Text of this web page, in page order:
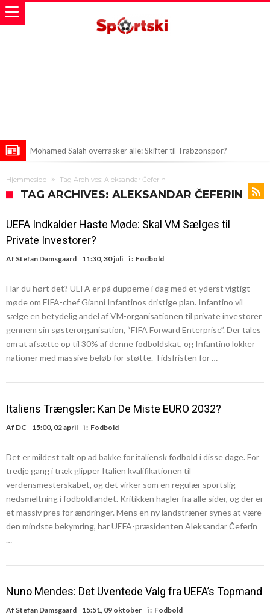
Mohamed Salah overrasker alle: Skifter til Trabzonspor?
Deco på Mission i Madrid – Store Transfer planlagt for Barcelona!
Hjemmeside Tag Archives: Aleksandar Čeferin
TAG ARCHIVES: ALEKSANDAR ČEFERIN
UEFA Indkalder Haste Møde: Skal VM Sælges til
Private Investorer?
Af Stefan Damsgaard 11:30, 30 juli i : Fodbold
Har du hørt det? UEFA er på dupperne i dag med et yderst vigtigt
møde om FIFA-chef Gianni Infantinos dristige plan. Infantino vil
sælge en betydelig andel af VM-organisationen til private investorer
gennem sin søsterorganisation, “FIFA Forward Enterprise”. Der tales
om at afsætte op til 30% af denne fodboldskat, og Infantino lokker
nationer med massive beløb for støtte. Tidsfristen for …
Italiens Trængsler: Kan De Miste EURO 2032?
Af DC 15:00, 02 april i : Fodbold
Det er mildest talt op ad bakke for italiensk fodbold i disse dage. For
tredje gang i træk glipper Italien kvalifikationen til
verdensmesterskabet, og det virker som en regulær sportslig
nedsmeltning i fodboldlandet. Kritikken hagler fra alle sider, og der er
et massiv pres for ændringer. Mens en ny landstræner synes at være
den mindste bekymring, har UEFA-præsidenten Aleksandar Čeferin
…
Nuno Mendes: Det Uventede Valg fra UEFA’s Topmand
Af Stefan Damsgaard 15:51, 09 oktober i : Fodbold